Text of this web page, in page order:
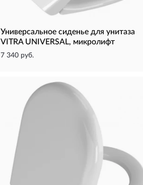
Универсальное сиденье для унитаза
VITRA UNIVERSAL, микролифт
7 340 руб.